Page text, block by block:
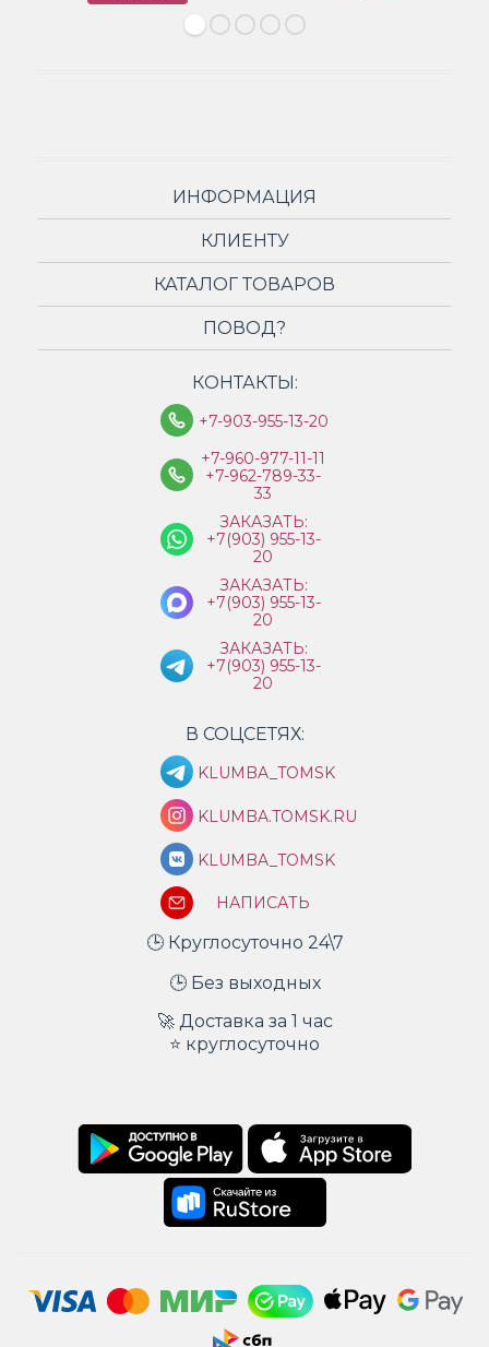
ИНФОРМАЦИЯ
КЛИЕНТУ
КАТАЛОГ ТОВАРОВ
ПОВОД?
КОНТАКТЫ:
+7-903-955-13-20
+7-960-977-11-11
+7-962-789-33-
33
ЗАКАЗАТЬ:
+7(903) 955-13-
20
ЗАКАЗАТЬ:
+7(903) 955-13-
20
ЗАКАЗАТЬ:
+7(903) 955-13-
20
В СОЦСЕТЯХ:
KLUMBA_TOMSK
KLUMBA.TOMSK.RU
KLUMBA_TOMSK
НАПИСАТЬ
🕒 Круглосуточно 24\7
🕒 Без выходных
🚀 Доставка за 1 час
⭐ круглосуточно